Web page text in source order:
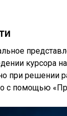
курсора
при решении
с помощью